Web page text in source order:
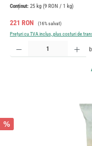
Conținut: 25 kg (9 RON / 1 kg)
Preț de vânzare:
221 RON Preț obișnuit:
(16% salvat)
Prețuri cu TVA inclus, plus costuri de
Cantitate produs: Introduceți
%